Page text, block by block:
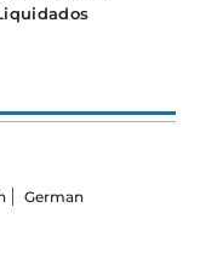
German